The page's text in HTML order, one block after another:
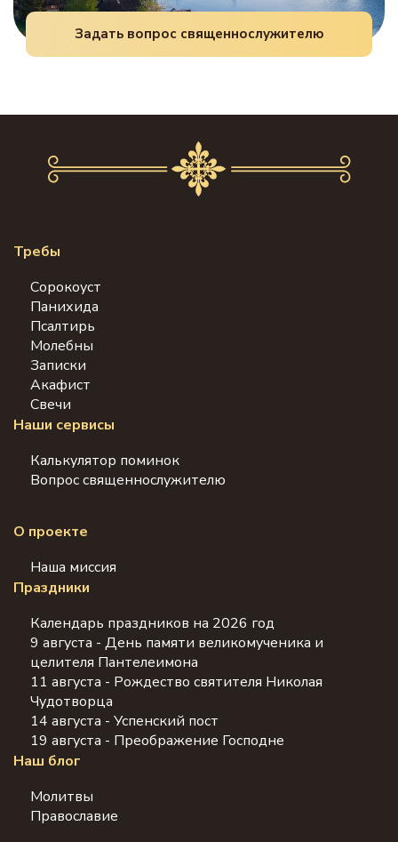
Задать вопрос священнослужителю
Требы
Сорокоуст
Панихида
Псалтирь
Молебны
Записки
Акафист
Свечи
Наши сервисы
Калькулятор поминок
Вопрос священнослужителю
О проекте
Наша миссия
Праздники
Календарь праздников на 2026 год
9 августа - День памяти великомученика и
целителя Пантелеимона
11 августа - Рождество святителя Николая
Чудотворца
14 августа - Успенский пост
19 августа - Преображение Господне
Наш блог
Молитвы
Православие